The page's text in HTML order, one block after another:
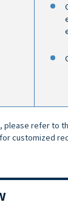
please refer to
for customized